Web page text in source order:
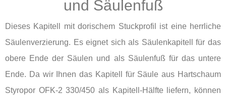
und Säulenfuß
Dieses Kapitell mit dorischem Stuckprofil ist eine herrliche
Säulenverzierung. Es eignet sich als Säulenkapitell für das
obere Ende der Säulen und als Säulenfuß für das untere
Ende. Da wir Ihnen das Kapitell für Säule aus Hartschaum
Styropor OFK-2 330/450 als Kapitell-Hälfte liefern, können